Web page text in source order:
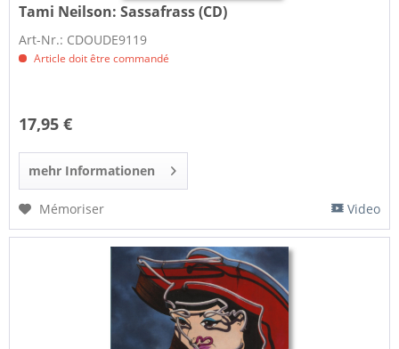
Tami Neilson:Sassafrass (CD)
Art-Nr.: CDOUDE9119
Article doit être commandé
17,95 €
mehr Informationen
Mémoriser Video